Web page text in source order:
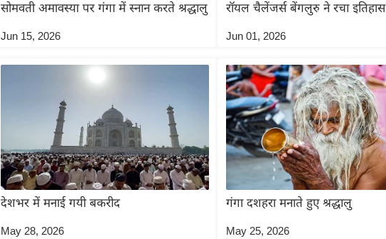
सोमवती अमावस्या पर गंगा में स्नान करते श्रद्धालु
Jun 15, 2026
रॉयल चैलेंजर्स बेंगलुरु ने रचा इतिहास
Jun 01, 2026
देशभर में मनाई गयी बकरीद
May 28, 2026
गंगा दशहरा मनाते हुए श्रद्धालु
May 25, 2026